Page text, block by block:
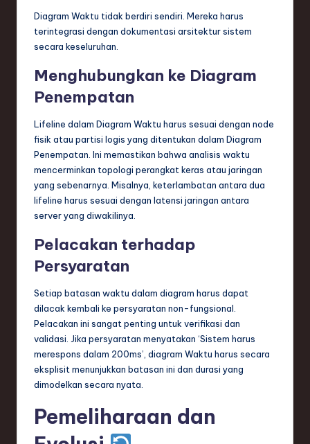
Diagram Waktu tidak berdiri sendiri. Mereka harus
terintegrasi dengan dokumentasi arsitektur sistem
secara keseluruhan.
Menghubungkan ke Diagram
Penempatan
Lifeline dalam Diagram Waktu harus sesuai dengan node
fisik atau partisi logis yang ditentukan dalam Diagram
Penempatan. Ini memastikan bahwa analisis waktu
mencerminkan topologi perangkat keras atau jaringan
yang sebenarnya. Misalnya, keterlambatan antara dua
lifeline harus sesuai dengan latensi jaringan antara
server yang diwakilinya.
Pelacakan terhadap
Persyaratan
Setiap batasan waktu dalam diagram harus dapat
dilacak kembali ke persyaratan non-fungsional.
Pelacakan ini sangat penting untuk verifikasi dan
validasi. Jika persyaratan menyatakan ‘Sistem harus
merespons dalam 200ms’, diagram Waktu harus secara
eksplisit menunjukkan batasan ini dan durasi yang
dimodelkan secara nyata.
Pemeliharaan dan